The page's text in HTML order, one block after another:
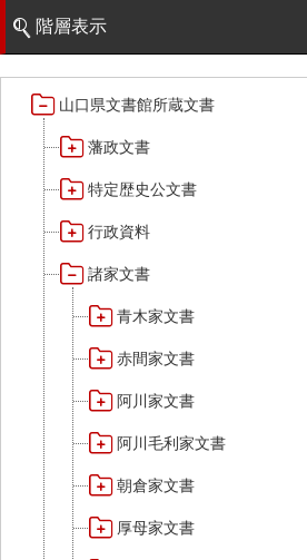
階層表示
山口県文書館所蔵文書
藩政文書
特定歴史公文書
行政資料
諸家文書
青木家文書
赤間家文書
阿川家文書
阿川毛利家文書
朝倉家文書
厚母家文書